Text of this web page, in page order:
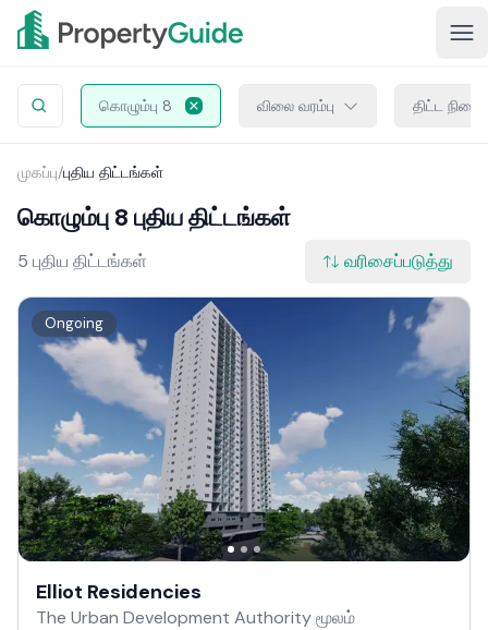
கொழும்பு 8 விலை வரம்பு திட்ட நிலை
முகப்பு/புதிய திட்டங்கள்
கொழும்பு 8 புதிய திட்டங்கள்
5 புதிய திட்டங்கள் வரிசைப்படுத்து
Ongoing
Elliot Residencies
The Urban Development Authority மூலம்